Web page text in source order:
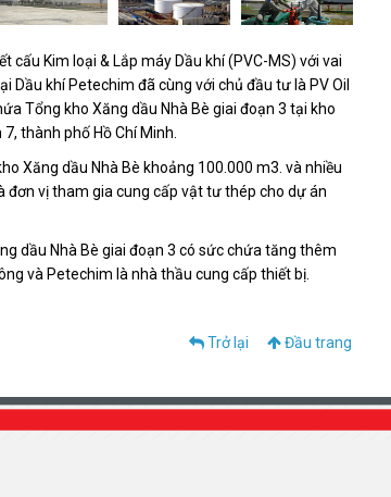
cấu Kim loại & Lắp máy Dầu khí (PVC-MS) với vai
Dầu khí Petechim đã cùng với chủ đầu tư là PV Oil
Tổng kho Xăng dầu Nhà Bè giai đoạn 3 tại kho
thành phố Hồ Chí Minh.
Xăng dầu Nhà Bè khoảng 100.000 m3. và nhiều
đơn vị tham gia cung cấp vật tư thép cho dự án
dầu Nhà Bè giai đoạn 3 có sức chứa tăng thêm
và Petechim là nhà thầu cung cấp thiết bị.
Trở lại Đầu trang